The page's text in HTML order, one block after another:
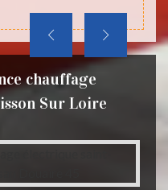
chauffage
Sur Loire